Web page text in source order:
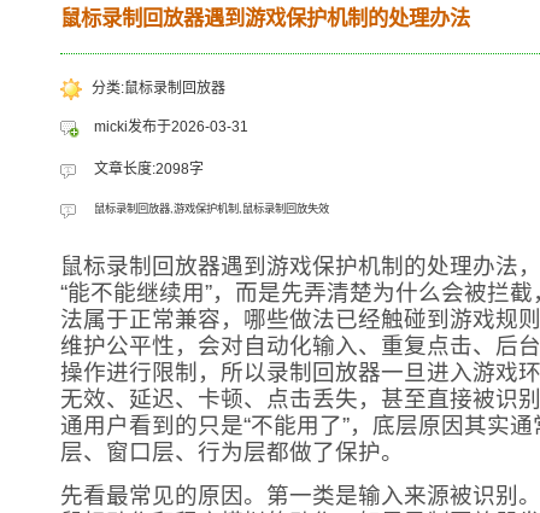
鼠标录制回放器遇到游戏保护机制的处理办法
分类:鼠标录制回放器
micki发布于2026-03-31
文章长度:2098字
鼠标录制回放器,游戏保护机制,鼠标录制回放失效
鼠标录制回放器遇到游戏保护机制的处理办法
“能不能继续用”，而是先弄清楚为什么会被拦
法属于正常兼容，哪些做法已经触碰到游戏规
维护公平性，会对自动化输入、重复点击、后
操作进行限制，所以录制回放器一旦进入游戏
无效、延迟、卡顿、点击丢失，甚至直接被识
通用户看到的只是“不能用了”，底层原因其实
层、窗口层、行为层都做了保护。
先看最常见的原因。第一类是输入来源被识别